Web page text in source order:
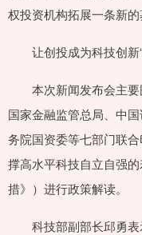
权投资机构拓展一条新的
让创投成为科技创新“
本次新闻发布会主要
国家金融监管总局、中
务院国资委等七部门联
撑高水平科技自立自强
措》）进行政策解读。
科技部副部长邱勇表